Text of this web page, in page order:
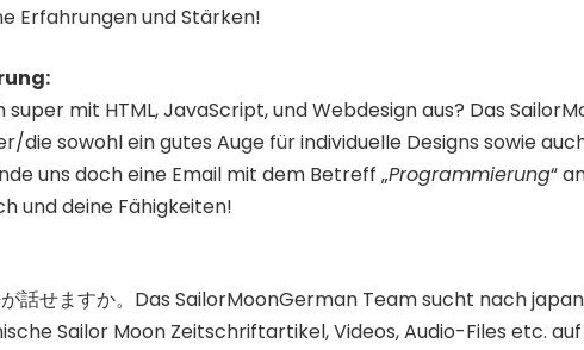
Erfahrungen und Stärken!
super mit HTML, JavaScript, und Webdesign aus? Das
die sowohl ein gutes Auge für individuelle Designs sowie
uns doch eine Email mit dem Betreff „Programmierung“
und deine Fähigkeiten!
が話せますか。Das SailorMoonGerman Team sucht nach
Sailor Moon Zeitschriftartikel, Videos, Audio-Files etc.